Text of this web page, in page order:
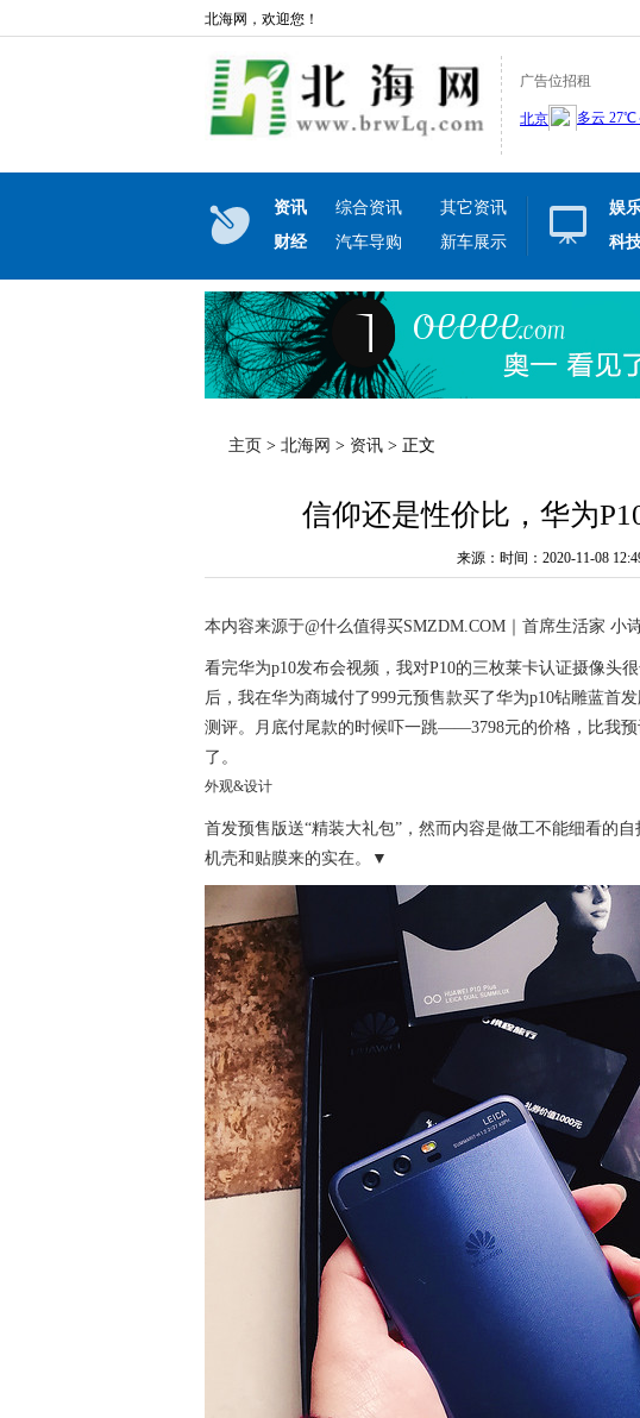
北海网，欢迎您！
广告位招租
资讯 综合资讯
其它资讯
财经
汽车导购 新车展示
娱
科
主页 > 北海网 > 资讯 > 正文
信仰还是性价比，华为
来源：时间：2020-11-08
本内容来源于@什么值得买SMZDM.COM｜首席生活家 小
看完华为p10发布会视频，我对P10的三枚莱卡认证摄像头
后，我在华为商城付了999元预售款买了华为p10钻雕蓝首
测评。月底付尾款的时候吓一跳——3798元的价格，比我
了。
外观&设计
首发预售版送“精装大礼包”，然而内容是做工不能细看的
机壳和贴膜来的实在。▼